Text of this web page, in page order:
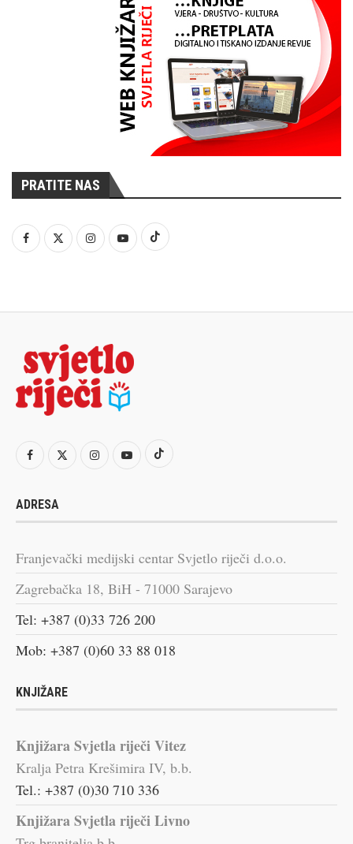
PRATITE NAS
ADRESA
Franjevački medijski centar Svjetlo riječi d.o.o.
Zagrebačka 18, BiH - 71000 Sarajevo
Tel: +387 (0)33 726 200
Mob: +387 (0)60 33 88 018
KNJIŽARE
Knjižara Svjetla riječi Vitez
Kralja Petra Krešimira IV, b.b.
Tel.: +387 (0)30 710 336
Knjižara Svjetla riječi Livno